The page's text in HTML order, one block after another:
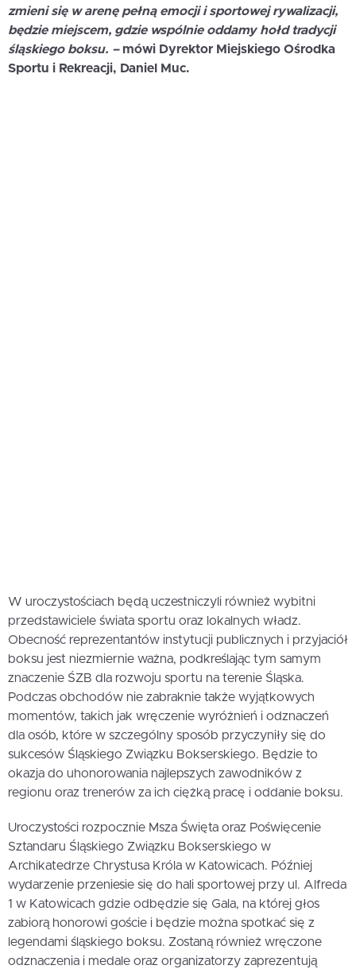
zmieni się w arenę pełną emocji i sportowej rywalizacji,
będzie miejscem, gdzie wspólnie oddamy hołd tradycji
śląskiego boksu. – mówi Dyrektor Miejskiego Ośrodka
Sportu i Rekreacji, Daniel Muc.
W uroczystościach będą uczestniczyli również wybitni
przedstawiciele świata sportu oraz lokalnych władz.
Obecność reprezentantów instytucji publicznych i przyjaciół
boksu jest niezmiernie ważna, podkreślając tym samym
znaczenie ŚZB dla rozwoju sportu na terenie Śląska.
Podczas obchodów nie zabraknie także wyjątkowych
momentów, takich jak wręczenie wyróżnień i odznaczeń
dla osób, które w szczególny sposób przyczyniły się do
sukcesów Śląskiego Związku Bokserskiego. Będzie to
okazja do uhonorowania najlepszych zawodników z
regionu oraz trenerów za ich ciężką pracę i oddanie boksu.
Uroczystości rozpocznie Msza Święta oraz Poświęcenie
Sztandaru Śląskiego Związku Bokserskiego w
Archikatedrze Chrystusa Króla w Katowicach. Później
wydarzenie przeniesie się do hali sportowej przy ul. Alfreda
1 w Katowicach gdzie odbędzie się Gala, na której głos
zabiorą honorowi goście i będzie można spotkać się z
legendami śląskiego boksu. Zostaną również wręczone
odznaczenia i medale oraz organizatorzy zaprezentują